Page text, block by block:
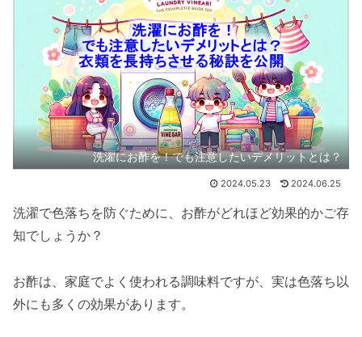
洗濯にお酢を！でも注意したいデメリットとは？
2024.05.23 2024.06.25
洗濯で色落ちを防ぐために、お酢がどれほど効果的かご存
知でしょうか？
お酢は、家庭でよく使われる調味料ですが、実は色落ち以
外にも多くの効果があります。